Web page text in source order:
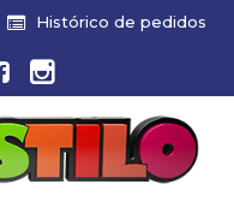
Histórico de pedidos